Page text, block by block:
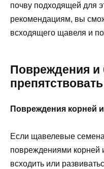
почву подходящей для
рекомендациям, вы
всходящего щавеля и
Повреждения и
Повреждения корней
Если щавелевые
повреждениями корней
всходить или